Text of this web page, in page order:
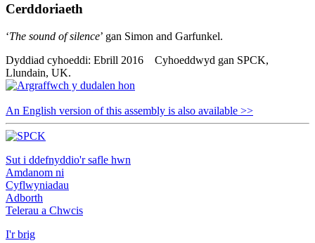
Cerddoriaeth
‘The sound of silence’ gan Simon and Garfunkel.
Dyddiad cyhoeddi: Ebrill 2016 Cyhoeddwyd gan SPCK,
Llundain, UK.
An English version of this assembly is also available >>
Sut i ddefnyddio'r safle hwn
Amdanom ni
Cyflwyniadau
Adborth
Telerau a Chwcis
I'r brig